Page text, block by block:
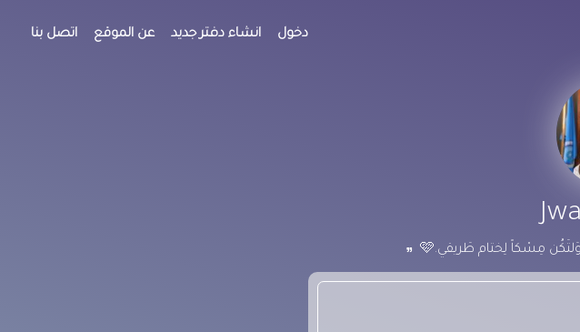
دخول انشاء دفتر جديد عن الموقع اتصل بنا
مِسْكاً لِختام طَريقي.🩷